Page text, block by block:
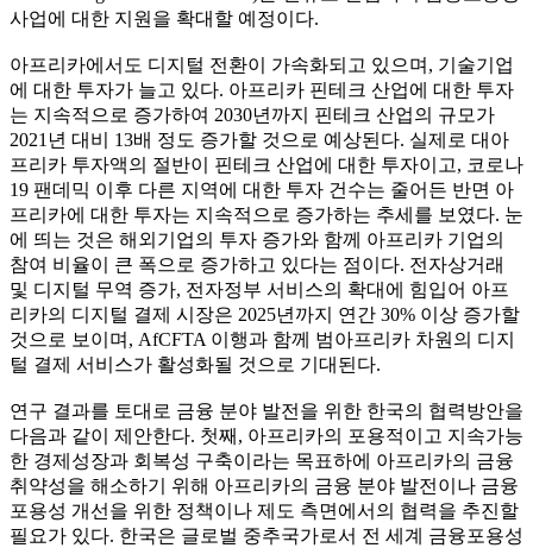
사업에 대한 지원을 확대할 예정이다.
아프리카에서도 디지털 전환이 가속화되고 있으며, 기술기업
에 대한 투자가 늘고 있다. 아프리카 핀테크 산업에 대한 투자
는 지속적으로 증가하여 2030년까지 핀테크 산업의 규모가
2021년 대비 13배 정도 증가할 것으로 예상된다. 실제로 대아
프리카 투자액의 절반이 핀테크 산업에 대한 투자이고, 코로나
19 팬데믹 이후 다른 지역에 대한 투자 건수는 줄어든 반면 아
프리카에 대한 투자는 지속적으로 증가하는 추세를 보였다. 눈
에 띄는 것은 해외기업의 투자 증가와 함께 아프리카 기업의
참여 비율이 큰 폭으로 증가하고 있다는 점이다. 전자상거래
및 디지털 무역 증가, 전자정부 서비스의 확대에 힘입어 아프
리카의 디지털 결제 시장은 2025년까지 연간 30% 이상 증가할
것으로 보이며, AfCFTA 이행과 함께 범아프리카 차원의 디지
털 결제 서비스가 활성화될 것으로 기대된다.
연구 결과를 토대로 금융 분야 발전을 위한 한국의 협력방안을
다음과 같이 제안한다. 첫째, 아프리카의 포용적이고 지속가능
한 경제성장과 회복성 구축이라는 목표하에 아프리카의 금융
취약성을 해소하기 위해 아프리카의 금융 분야 발전이나 금융
포용성 개선을 위한 정책이나 제도 측면에서의 협력을 추진할
필요가 있다. 한국은 글로벌 중추국가로서 전 세계 금융포용성